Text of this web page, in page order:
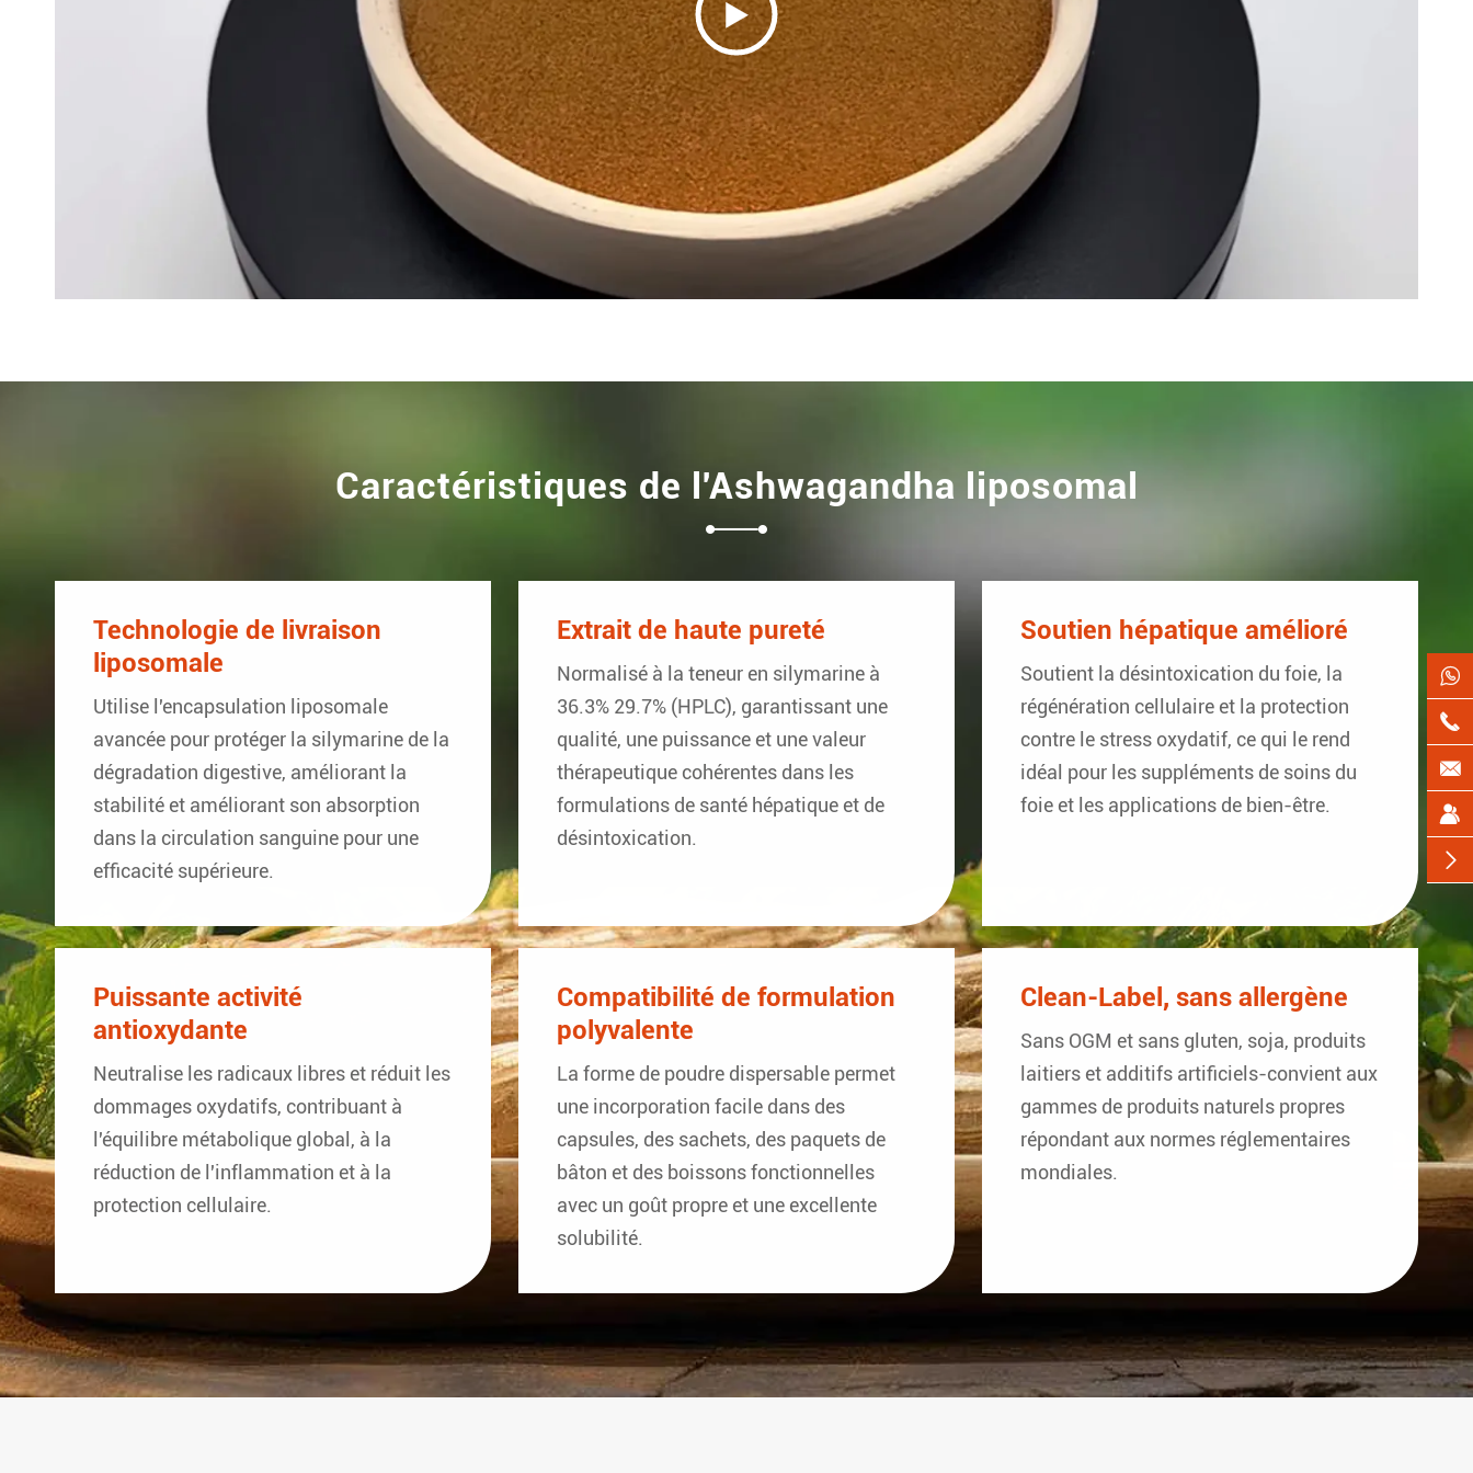

Caractéristiques de l'Ashwagandha liposomal
Technologie de livraison
liposomale
Utilise l'encapsulation liposomale
avancée pour protéger la silymarine de la
dégradation digestive, améliorant la
stabilité et améliorant son absorption
dans la circulation sanguine pour une
efficacité supérieure.
Extrait de haute pureté
Normalisé à la teneur en silymarine à
36.3% 29.7% (HPLC), garantissant une
qualité, une puissance et une valeur
thérapeutique cohérentes dans les
formulations de santé hépatique et de
désintoxication.
Soutien hépatique amélioré
Soutient la désintoxication du foie, la
régénération cellulaire et la protection
contre le stress oxydatif, ce qui le rend
idéal pour les suppléments de soins du
foie et les applications de bien-être.
Puissante activité
antioxydante
Neutralise les radicaux libres et réduit les
dommages oxydatifs, contribuant à
l'équilibre métabolique global, à la
réduction de l'inflammation et à la
protection cellulaire.
Compatibilité de formulation
polyvalente
La forme de poudre dispersable permet
une incorporation facile dans des
capsules, des sachets, des paquets de
bâton et des boissons fonctionnelles
avec un goût propre et une excellente
solubilité.
Clean-Label, sans allergène
Sans OGM et sans gluten, soja, produits
laitiers et additifs artificiels-convient aux
gammes de produits naturels propres
répondant aux normes réglementaires
mondiales.




